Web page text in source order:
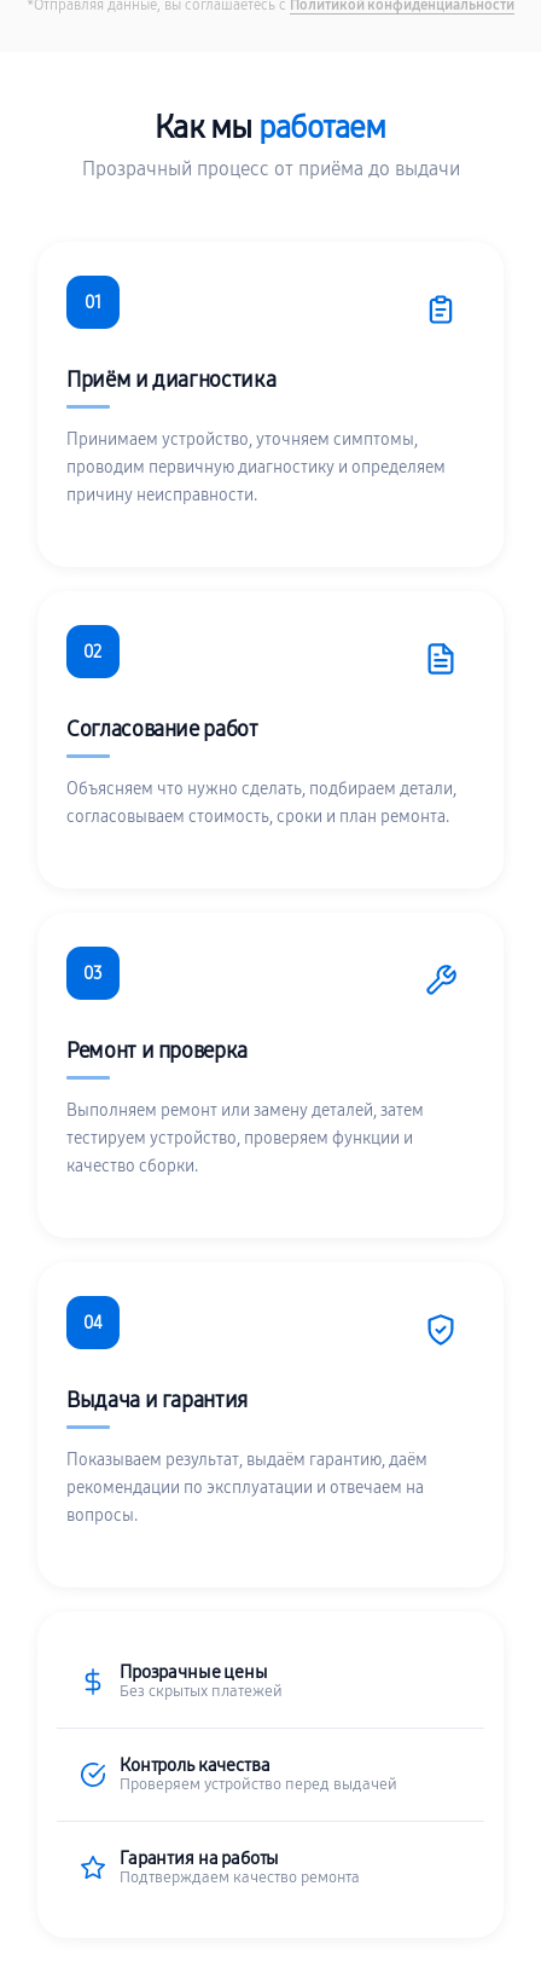
*Отправляя данные, вы соглашаетесь с Политикой конфиденциальности
Как мы работаем
Прозрачный процесс от приёма до выдачи
01
Приём и диагностика
Принимаем устройство, уточняем симптомы,
проводим первичную диагностику и определяем
причину неисправности.
02
Согласование работ
Объясняем что нужно сделать, подбираем детали,
согласовываем стоимость, сроки и план ремонта.
03
Ремонт и проверка
Выполняем ремонт или замену деталей, затем
тестируем устройство, проверяем функции и
качество сборки.
04
Выдача и гарантия
Показываем результат, выдаём гарантию, даём
рекомендации по эксплуатации и отвечаем на
вопросы.
Прозрачные цены
Без скрытых платежей
Контроль качества
Проверяем устройство перед выдачей
Гарантия на работы
Подтверждаем качество ремонта